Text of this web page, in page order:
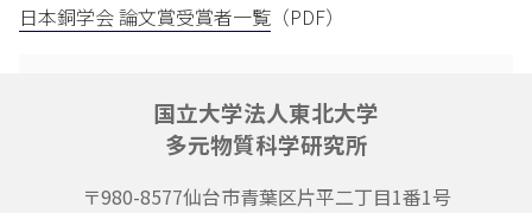
日本銅学会 論文賞受賞者一覧 （PDF）
国立大学法人東北大学
多元物質科学研究所
〒980-8577仙台市青葉区片平二丁目1番1号